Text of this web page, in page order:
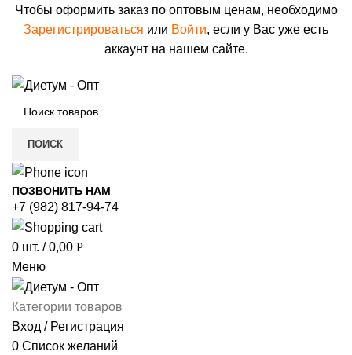
Чтобы оформить заказ по оптовым ценам, необходимо
Зарегистрироваться или Войти, если у Вас уже есть
аккаунт на нашем сайте.
ПОИСК
ПОЗВОНИТЬ НАМ
+7 (982) 817-94-74
0 шт. / 0,00 Р
Меню
Категории товаров
Вход / Регистрация
0 Список желаний